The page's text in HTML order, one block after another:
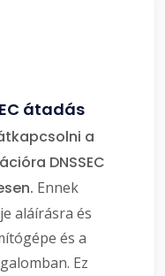
átadás
a
DNSSEC
Ennek
aláírásra és
és a
Ez